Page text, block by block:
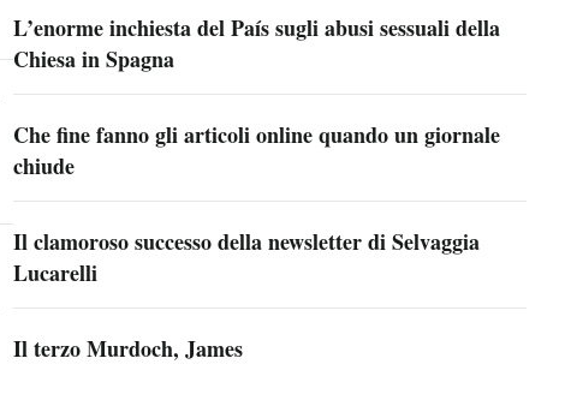
L’enorme inchiesta del País sugli abusi sessuali della
Chiesa in Spagna
Che fine fanno gli articoli online quando un giornale
chiude
Il clamoroso successo della newsletter di Selvaggia
Lucarelli
Il terzo Murdoch, James